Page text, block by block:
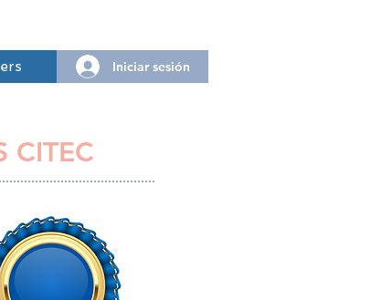
Iniciar sesión
CITEC